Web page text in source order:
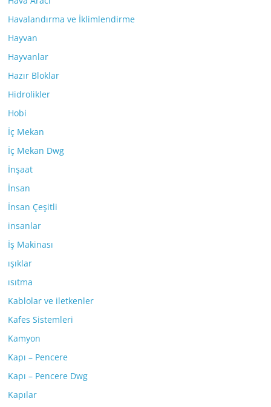
Havalandırma ve İklimlendirme
Hayvan
Hayvanlar
Hazır Bloklar
Hidrolikler
Hobi
İç Mekan
İç Mekan Dwg
İnşaat
İnsan
İnsan Çeşitli
insanlar
İş Makinası
ışıklar
ısıtma
Kablolar ve iletkenler
Kafes Sistemleri
Kamyon
Kapı – Pencere
Kapı – Pencere Dwg
Kapılar